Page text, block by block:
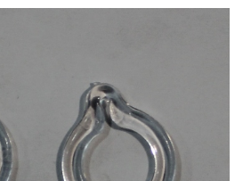
Рулонные
Горизонтальные